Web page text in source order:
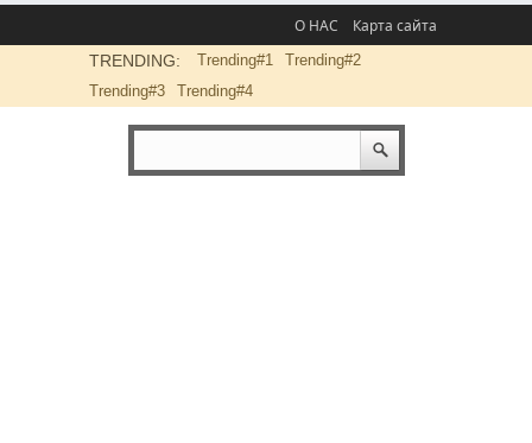
О НАС Карта сайта
TRENDING: Trending#1
Trending#2
Trending#3
Trending#4